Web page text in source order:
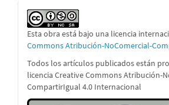
Esta obra está bajo una licencia
Commons Atribución-NoComercial-
Todos los artículos publicados están
licencia Creative Commons Atribución-
CompartirIgual 4.0 Internacional